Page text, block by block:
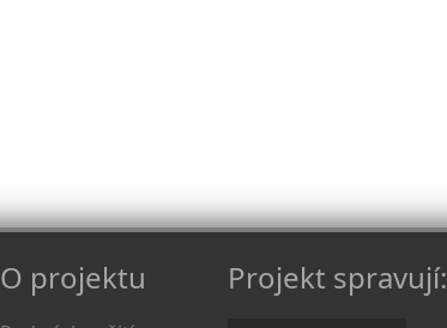
O projektu Projekt spravují: